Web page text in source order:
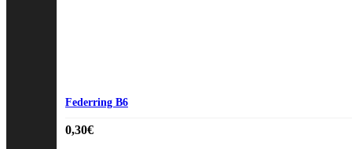
Federring B6
0,30€